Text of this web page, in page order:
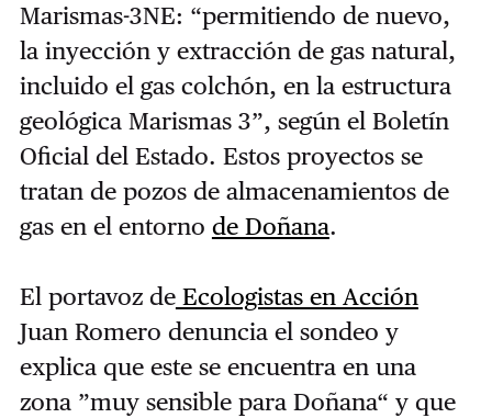
Marismas-3NE: “permitiendo de nuevo,
la inyección y extracción de gas natural,
incluido el gas colchón, en la estructura
geológica Marismas 3”, según el Boletín
Oficial del Estado. Estos proyectos se
tratan de pozos de almacenamientos de
gas en el entorno de Doñana.
El portavoz deEcologistas en Acción
Juan Romero denuncia el sondeo y
explica que este se encuentra en una
zona ”muy sensible para Doñana“ y que